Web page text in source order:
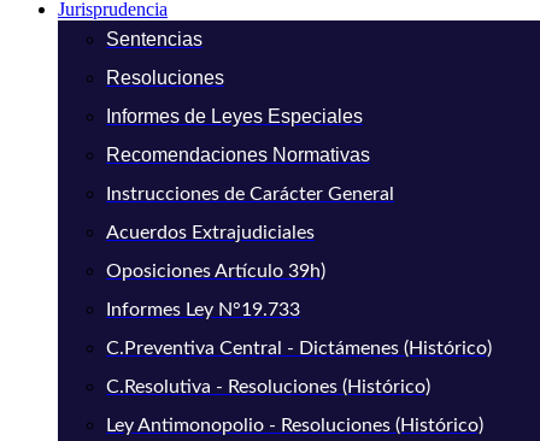
Jurisprudencia
Sentencias
Resoluciones
Informes de Leyes Especiales
Recomendaciones Normativas
Instrucciones de Carácter General
Acuerdos Extrajudiciales
Oposiciones Artículo 39h)
Informes Ley N°19.733
C.Preventiva Central - Dictámenes (Histórico)
C.Resolutiva - Resoluciones (Histórico)
Ley Antimonopolio - Resoluciones (Histórico)